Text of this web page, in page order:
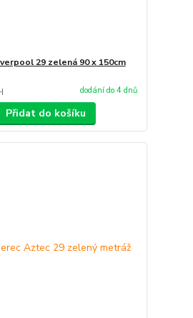
29 zelená 90 x 150cm
dodání do 4 dnů
Přidat do košíku